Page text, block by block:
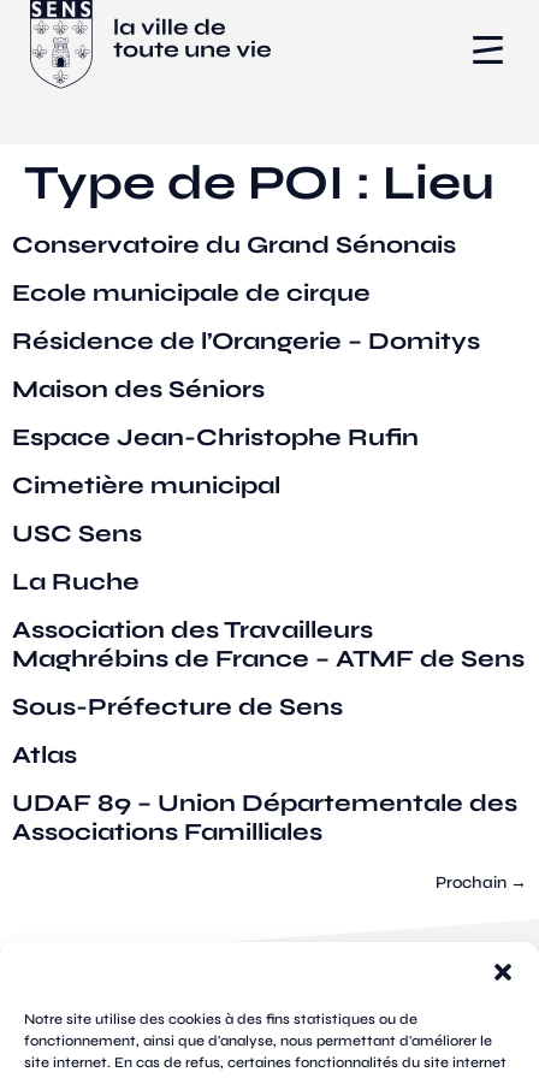
Notre site utilise des cookies à des fins statistiques ou de
fonctionnement, ainsi que d'analyse, nous permettant d'améliorer le
site internet. En cas de refus, certaines fonctionnalités du site internet
Type de POI : Lieu
Conservatoire du Grand Sénonais
Ecole municipale de cirque
Résidence de l’Orangerie – Domitys
Maison des Séniors
Espace Jean-Christophe Rufin
Cimetière municipal
USC Sens
La Ruche
Association des Travailleurs
Maghrébins de France – ATMF de Sens
Sous-Préfecture de Sens
Atlas
UDAF 89 – Union Départementale des
Associations Familliales
Prochain →
de la
république
CS
pages
plan